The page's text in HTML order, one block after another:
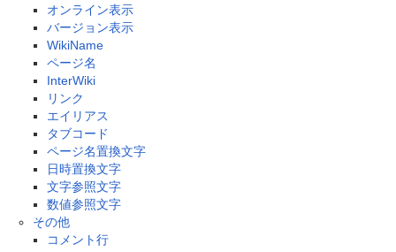
オンライン表示
バージョン表示
WikiName
ページ名
InterWiki
リンク
エイリアス
タブコード
ページ名置換文字
日時置換文字
文字参照文字
数値参照文字
その他
コメント行